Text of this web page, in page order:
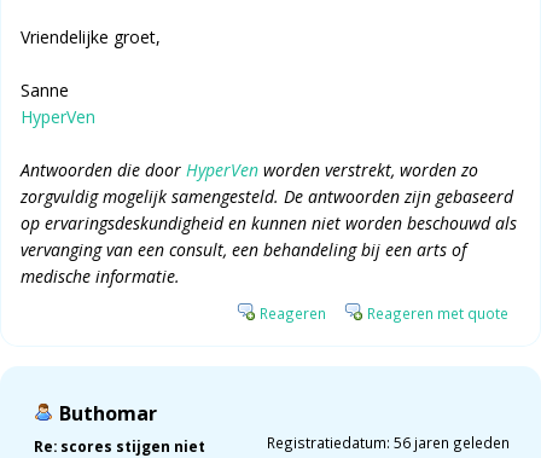
Vriendelijke groet,
Sanne
HyperVen
Antwoorden die door HyperVen worden verstrekt, worden zo
zorgvuldig mogelijk samengesteld. De antwoorden zijn gebaseerd
op ervaringsdeskundigheid en kunnen niet worden beschouwd als
vervanging van een consult, een behandeling bij een arts of
medische informatie.
Reageren Reageren met quote
Buthomar
Re: scores stijgen niet
Registratiedatum: 56 jaren geleden